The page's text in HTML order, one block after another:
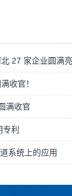
27 家企业圆满
收官！
满收官​
利
系统上的应用